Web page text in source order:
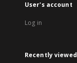
User's account
Log in
Recently viewed